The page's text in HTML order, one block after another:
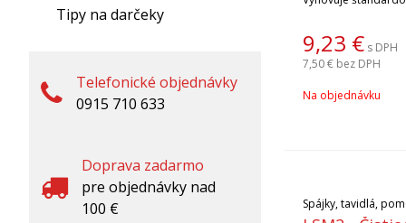
živicovým tavidlom
typ1.1.2.B. Tavidlo
240°C. Váhu
vyberiete po kliknutí
9,23 € s DPH
7,50 € bez DPH
Na objednávku
Spájky, tavidlá,
Tipy na darčeky
Telefonické objednávky
0915 710 633
Doprava zadarmo
pre objednávky nad
100 €